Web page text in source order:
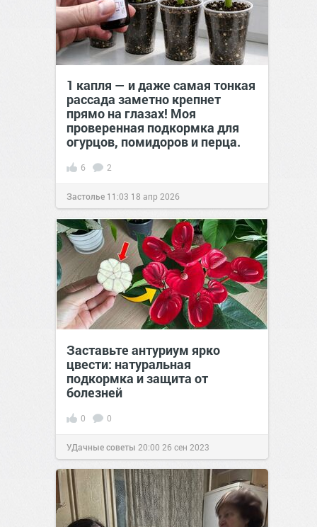
1 капля — и даже самая тонкая
рассада заметно крепнет
прямо на глазах! Моя
проверенная подкормка для
огурцов, помидоров и перца.
6 2
Застолье 11:03 18 апр 2026
Заставьте антуриум ярко
цвести: натуральная
подкормка и защита от
болезней
0 0
УДачные советы 20:00 26 сен 2023